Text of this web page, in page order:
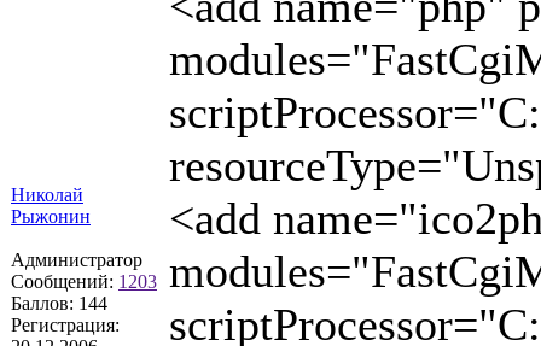
Николай
Рыжонин
Администратор
Сообщений: 1203
Баллов: 144
Регистрация:
<add